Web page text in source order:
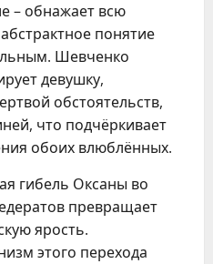
– обнажает всю
понятие
Шевченко
девушку,
обстоятельств,
что подчёркивает
обоих влюблённых.
гибель Оксаны во
превращает
ярость.
этого перехода